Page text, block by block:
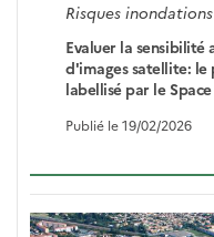
Risques
Evaluer la
d'images satellite: le
labellisé par le
Publié le 19/02/2026